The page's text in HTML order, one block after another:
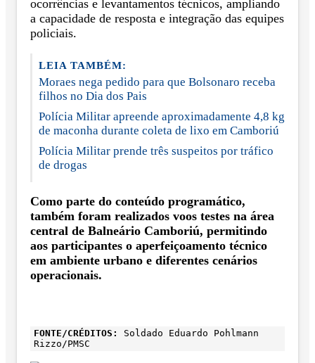
ocorrências e levantamentos técnicos, ampliando
a capacidade de resposta e integração das equipes
policiais.
LEIA TAMBÉM:
Moraes nega pedido para que Bolsonaro receba
filhos no Dia dos Pais
Polícia Militar apreende aproximadamente 4,8 kg
de maconha durante coleta de lixo em Camboriú
Polícia Militar prende três suspeitos por tráfico
de drogas
Como parte do conteúdo programático,
também foram realizados voos testes na área
central de Balneário Camboriú, permitindo
aos participantes o aperfeiçoamento técnico
em ambiente urbano e diferentes cenários
operacionais.
FONTE/CRÉDITOS:
Soldado Eduardo Pohlmann
Rizzo/PMSC